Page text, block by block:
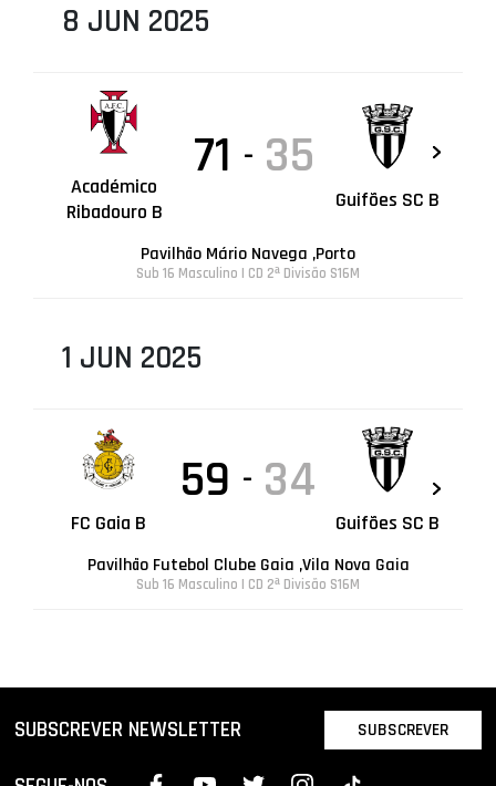
8 JUN 2025
Académico
Ribadouro B
71 - 35
Guifões SC B
Pavilhão Mário Navega ,Porto
Sub 16 Masculino | CD 2ª Divisão S16M
1 JUN 2025
FC Gaia B
59 - 34
Guifões SC B
Pavilhão Futebol Clube Gaia ,Vila Nova Gaia
Sub 16 Masculino | CD 2ª Divisão S16M
SUBSCREVER NEWSLETTER SUBSCREVER